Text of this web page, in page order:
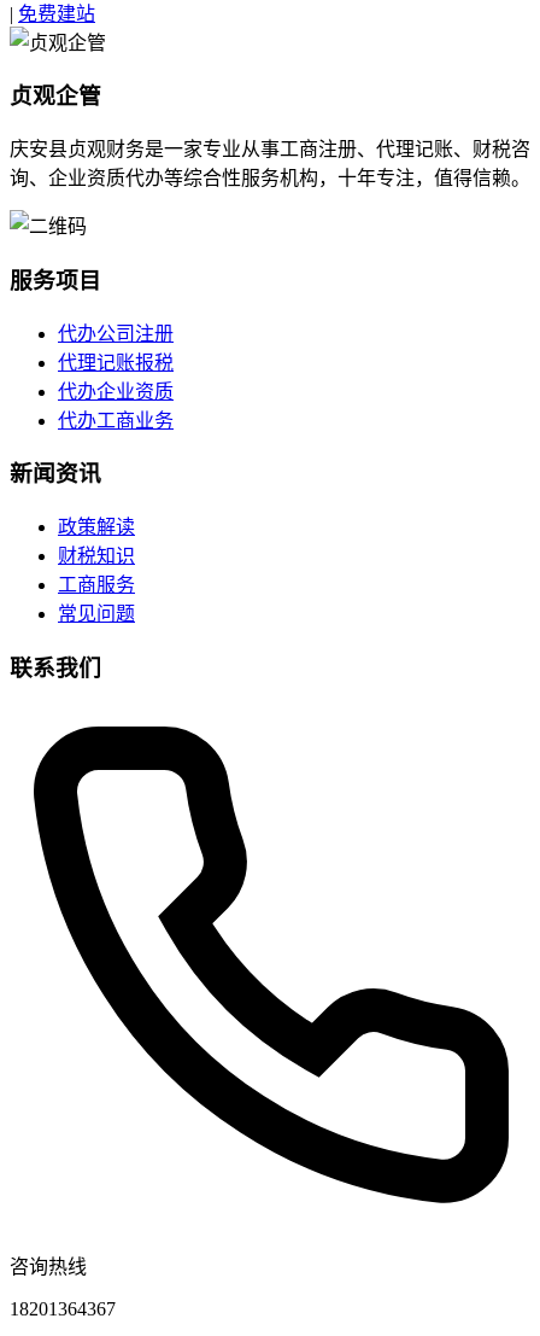
| 免费建站
贞观企管
庆安县贞观财务是一家专业从事工商注册、代理记账、财税咨
询、企业资质代办等综合性服务机构，十年专注，值得信赖。
服务项目
代办公司注册
代理记账报税
代办企业资质
代办工商业务
新闻资讯
政策解读
财税知识
工商服务
常见问题
联系我们
咨询热线
18201364367